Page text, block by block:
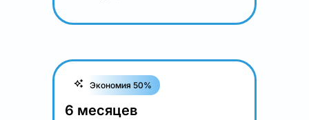
Экономия 50%
6 месяцев